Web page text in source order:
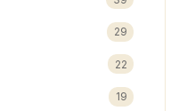
29
22
19